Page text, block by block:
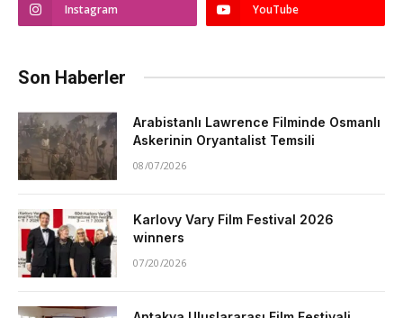
Instagram YouTube
Son Haberler
Arabistanlı Lawrence Filminde Osmanlı
Askerinin Oryantalist Temsili
08/07/2026
Karlovy Vary Film Festival 2026
winners
07/20/2026